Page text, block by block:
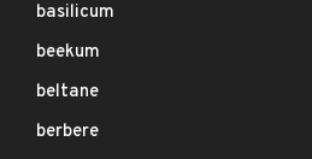
basilicum
beekum
beltane
berbere